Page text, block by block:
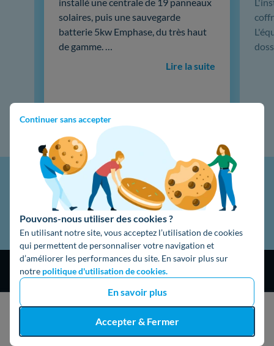
Continuer sans accepter
Pouvons-nous utiliser des cookies ?
En utilisant notre site, vous acceptez l’utilisation de cookies
qui permettent de personnaliser votre navigation et
d’améliorer les performances du site. En savoir plus sur
notre politique d'utilisation de cookies.
En savoir plus
Accepter & Fermer
J'obtiens un devis gratuit
solaires, puis une sauvegarde
batterie 5kw Emphase, du très haut
de gamme. …
Lire la suite
4,9/5